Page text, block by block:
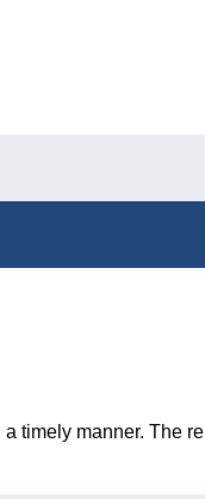
timely manner. The